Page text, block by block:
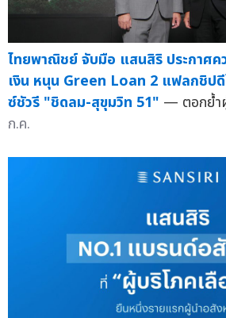
ไทยพาณิชย์ จับมือ แสนสิริ ประกาศค
เงิน หนุน Green Loan 2 แฟลกชิปดี
ซ์ชัวรี "ชิดลม-สุขุมวิท 51" — ตอกย้ำ
ก.ค.